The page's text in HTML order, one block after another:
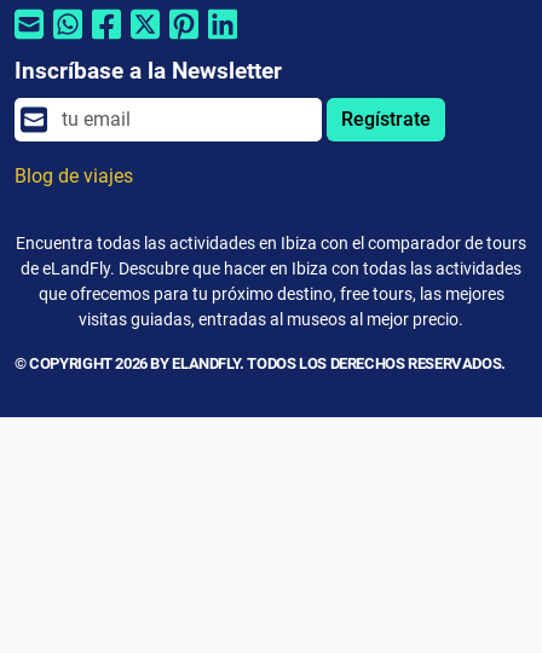
Inscríbase a la Newsletter
Regístrate
Blog de viajes
Encuentra todas las actividades en Ibiza con el comparador de tours
de eLandFly. Descubre que hacer en Ibiza con todas las actividades
que ofrecemos para tu próximo destino, free tours, las mejores
visitas guiadas, entradas al museos al mejor precio.
© COPYRIGHT 2026 BY ELANDFLY. TODOS LOS DERECHOS RESERVADOS.